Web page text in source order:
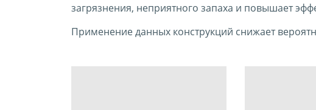
загрязнения, неприятного запаха и повышает
Применение данных конструкций снижает